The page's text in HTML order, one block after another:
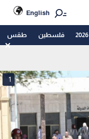
English
فلسطين طقس
1